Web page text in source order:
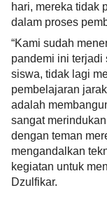
hari, mereka tidak
dalam proses
“Kami sudah
pandemi ini terjadi
siswa, tidak lagi
pembelajaran
adalah
sangat
dengan teman
mengandalkan
kegiatan untuk
Dzulfikar.